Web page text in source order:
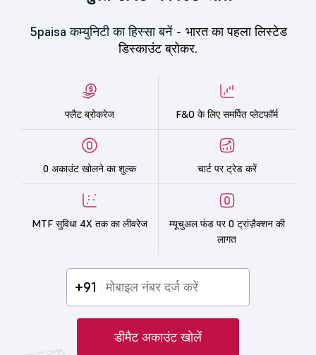
5paisa कम्युनिटी का हिस्सा बनें - भारत का पहला लिस्टेड
डिस्काउंट ब्रोकर.
फ्लैट ब्रोकरेज F&O के लिए समर्पित प्लेटफॉर्म
0 अकाउंट खोलने का शुल्क चार्ट पर ट्रेड करें
MTF सुविधा 4X तक का लीवरेज
म्यूचुअल फंड पर 0 ट्रांज़ैक्शन की
लागत
+91
डीमैट अकाउंट खोलें